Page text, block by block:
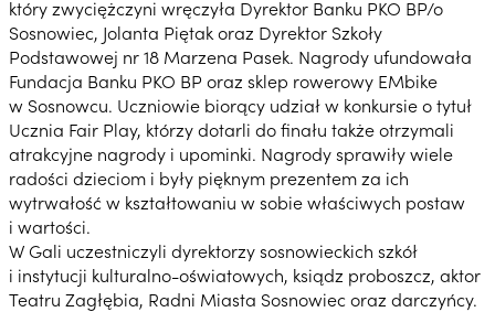
który zwyciężczyni wręczyła Dyrektor Banku PKO BP/o
Sosnowiec, Jolanta Piętak oraz Dyrektor Szkoły
Podstawowej nr 18 Marzena Pasek. Nagrody ufundowała
Fundacja Banku PKO BP oraz sklep rowerowy EMbike
w Sosnowcu. Uczniowie biorący udział w konkursie o tytuł
Ucznia Fair Play, którzy dotarli do finału także otrzymali
atrakcyjne nagrody i upominki. Nagrody sprawiły wiele
radości dzieciom i były pięknym prezentem za ich
wytrwałość w kształtowaniu w sobie właściwych postaw
i wartości.
W Gali uczestniczyli dyrektorzy sosnowieckich szkół
i instytucji kulturalno-oświatowych, ksiądz proboszcz, aktor
Teatru Zagłębia, Radni Miasta Sosnowiec oraz darczyńcy.